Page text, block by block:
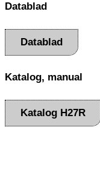
Datablad
Datablad
Katalog, manual
Katalog H27R